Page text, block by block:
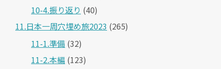
10-4.振り返り (40)
11.日本一周穴埋め旅2023 (265)
11-1.準備 (32)
11-2.本編 (123)